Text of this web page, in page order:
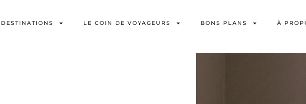
DESTINATIONS LE COIN DE VOYAGEURS BONS PLANS À